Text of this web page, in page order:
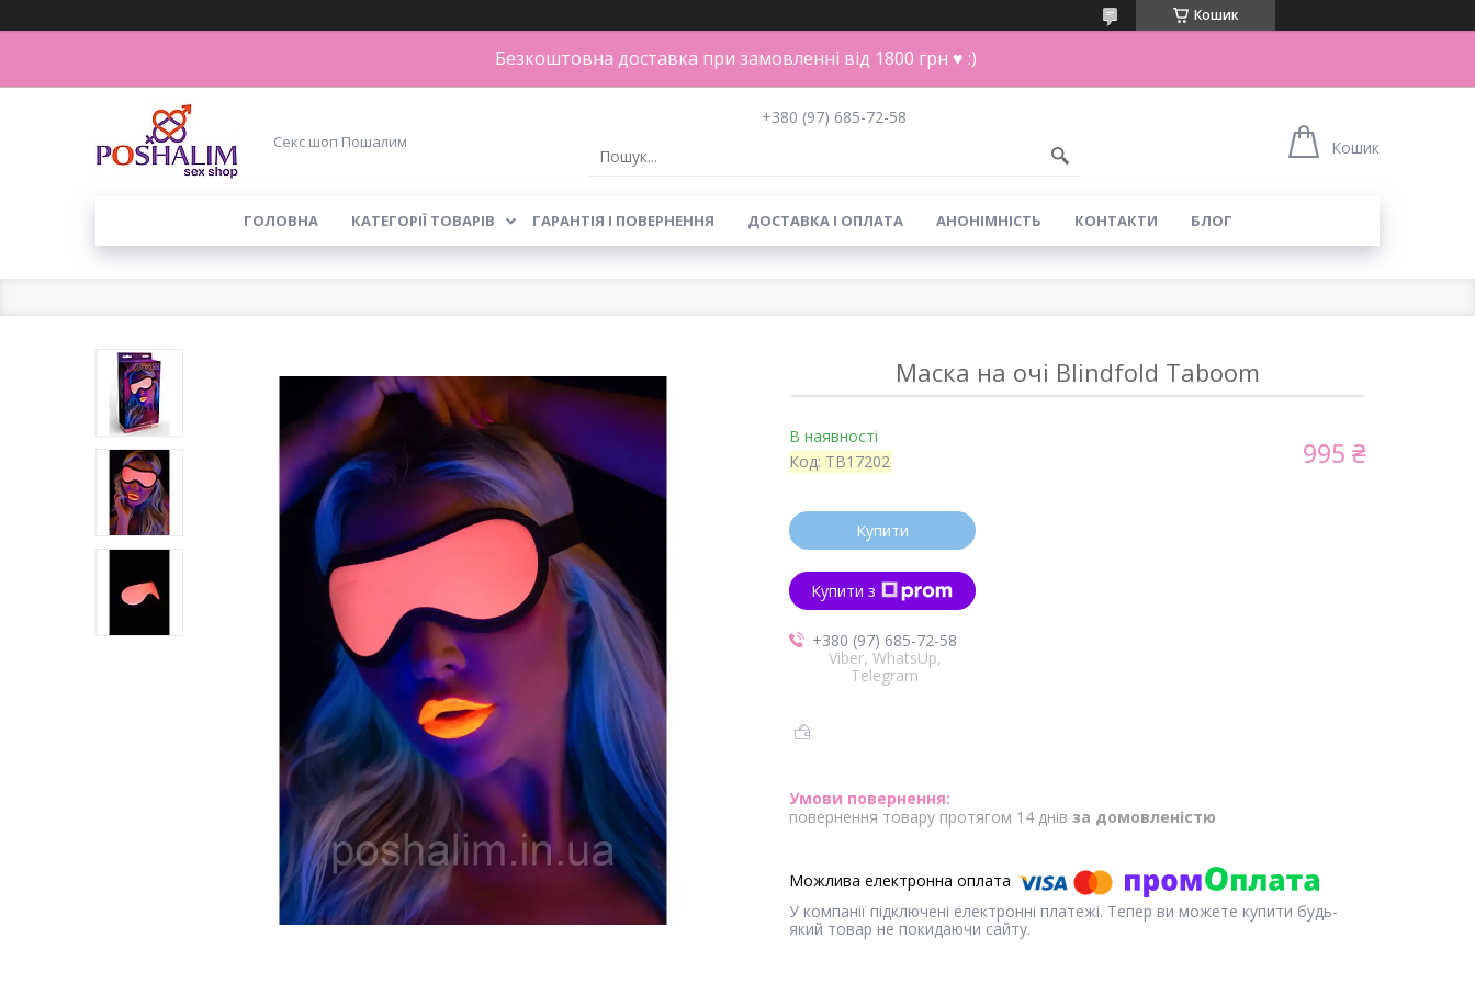
Кошик
Безкоштовна доставка при замовленні від 1800 грн ♥ :)
Секс шоп Пошалим
+380 (97) 685-72-58
Кошик
ГОЛОВНА КАТЕГОРІЇ ТОВАРІВ ГАРАНТІЯ І ПОВЕРНЕННЯ ДОСТАВКА І ОПЛАТА АНОНІМНІСТЬ КОНТАКТИ БЛОГ
Маска на очі Blindfold Taboom
В наявності
Код: TB17202 995 ₴
Купити
Купити з
+380 (97) 685-72-58
Viber, WhatsUp,
Telegram
повернення товару протягом 14 днів за домовленістю
У компанії підключені електронні платежі. Тепер ви можете купити будь-
який товар не покидаючи сайту.